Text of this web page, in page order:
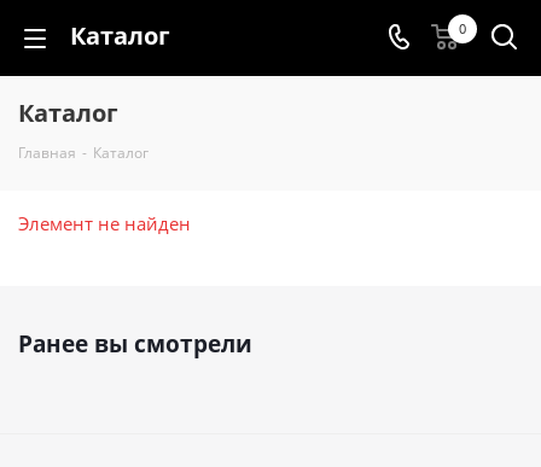
Каталог 0
Каталог
Главная - Каталог
Элемент не найден
Ранее вы смотрели